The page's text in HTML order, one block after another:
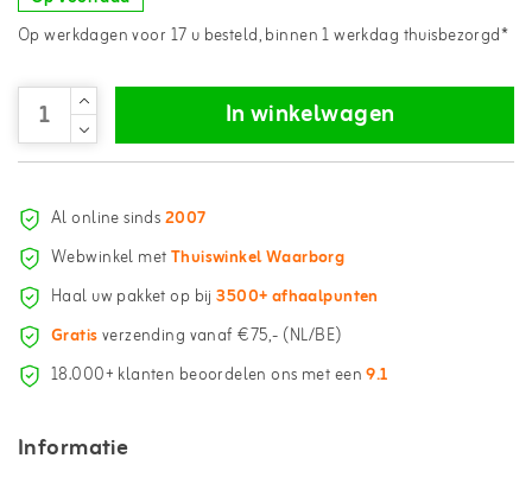
Op werkdagen voor 17 u besteld, binnen 1 werkdag thuisbezorgd*
In winkelwagen
Al online sinds2007
Webwinkel metThuiswinkel Waarborg
Haal uw pakket op bij3500+ afhaalpunten
Gratisverzending vanaf €75,- (NL/BE)
18.000+ klanten beoordelen ons met een9.1
Informatie